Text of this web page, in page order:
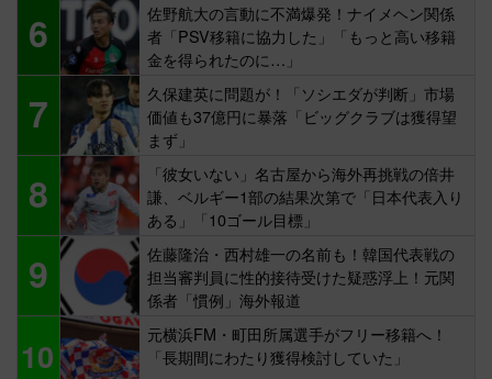
6
佐野航大の言動に不満爆発！ナイメヘン関係
者「PSV移籍に協力した」「もっと高い移籍
金を得られたのに…」
7
久保建英に問題が！「ソシエダが判断」市場
価値も37億円に暴落「ビッグクラブは獲得望
まず」
8
「彼女いない」名古屋から海外再挑戦の倍井
謙、ベルギー1部の結果次第で「日本代表入り
ある」「10ゴール目標」
9
佐藤隆治・西村雄一の名前も！韓国代表戦の
担当審判員に性的接待受けた疑惑浮上！元関
係者「慣例」海外報道
10
元横浜FM・町田所属選手がフリー移籍へ！
「長期間にわたり獲得検討していた」